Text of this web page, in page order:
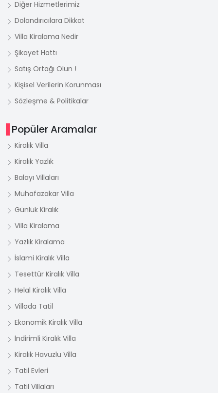
Diğer Hizmetlerimiz
Dolandırıcılara Dikkat
Villa Kiralama Nedir
Şikayet Hattı
Satış Ortağı Olun !
Kişisel Verilerin Korunması
Sözleşme & Politikalar
Popüler Aramalar
Kiralık Villa
Kiralık Yazlık
Balayı Villaları
Muhafazakar Villa
Günlük Kiralık
Villa Kiralama
Yazlık Kiralama
İslami Kiralık Villa
Tesettür Kiralık Villa
Helal Kiralık Villa
Villada Tatil
Ekonomik Kiralık Villa
İndirimli Kiralık Villa
Kiralık Havuzlu Villa
Tatil Evleri
Tatil Villaları